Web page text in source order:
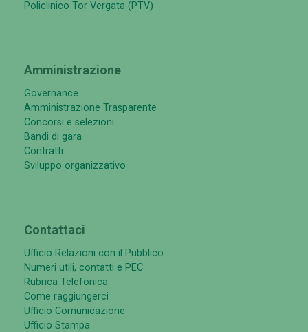
Policlinico Tor Vergata (PTV)
Amministrazione
Governance
Amministrazione Trasparente
Concorsi e selezioni
Bandi di gara
Contratti
Sviluppo organizzativo
Contattaci
Ufficio Relazioni con il Pubblico
Numeri utili, contatti e PEC
Rubrica Telefonica
Come raggiungerci
Ufficio Comunicazione
Ufficio Stampa